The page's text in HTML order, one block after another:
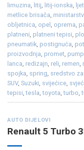
limuzina, litij, litij-ionska,
metlice brisača,
obljetnica, opel , oprema,
platneni, platneni tepisi,
pneumatik, postignuća,
proizvodnja, promet,
lanca, redizajn, reli, remen,
spojka, spring, sredstvo
SUV, Suzuki, svijećice,
tepisi,tesla,toyota,turbo,
AUTO DIJELOVI
Renault 5 Turbo